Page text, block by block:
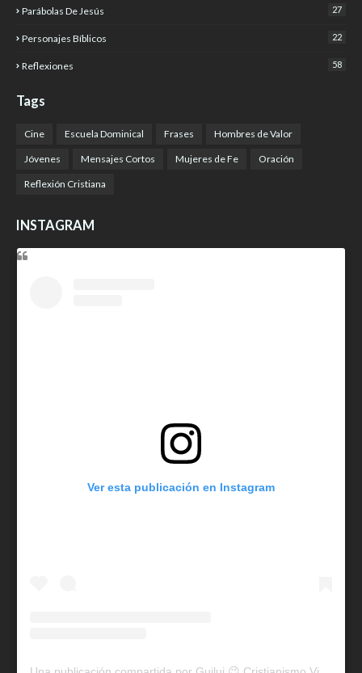
Parábolas De Jesús 27
Personajes Bíblicos 22
Reflexiones 58
Tags
Cine Escuela Dominical Frases Hombres de Valor
Jóvenes Mensajes Cortos Mujeres de Fe Oración
Reflexión Cristiana
INSTAGRAM
Ver esta publicación en Instagram